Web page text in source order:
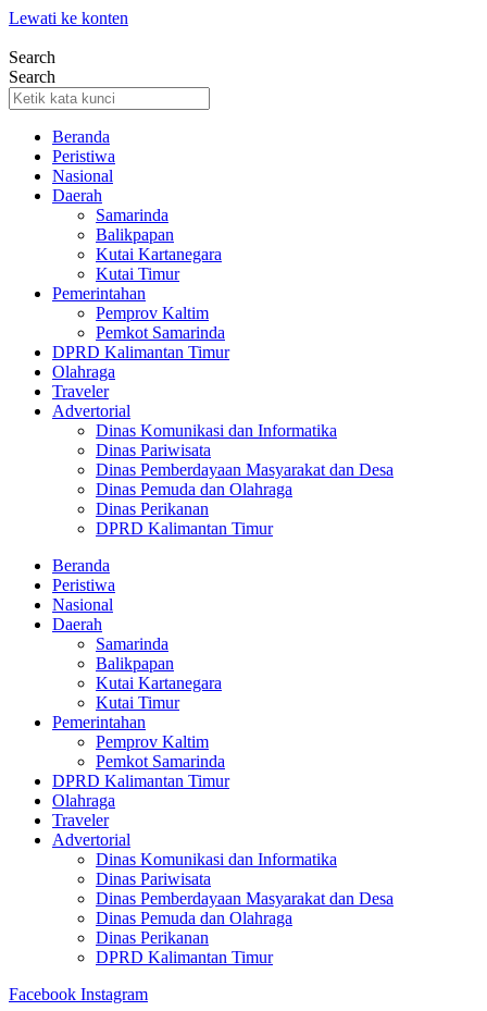
Lewati ke konten
Search
Search
Beranda
Peristiwa
Nasional
Daerah
Samarinda
Balikpapan
Kutai Kartanegara
Kutai Timur
Pemerintahan
Pemprov Kaltim
Pemkot Samarinda
DPRD Kalimantan Timur
Olahraga
Traveler
Advertorial
Dinas Komunikasi dan Informatika
Dinas Pariwisata
Dinas Pemberdayaan Masyarakat dan Desa
Dinas Pemuda dan Olahraga
Dinas Perikanan
DPRD Kalimantan Timur
Beranda
Peristiwa
Nasional
Daerah
Samarinda
Balikpapan
Kutai Kartanegara
Kutai Timur
Pemerintahan
Pemprov Kaltim
Pemkot Samarinda
DPRD Kalimantan Timur
Olahraga
Traveler
Advertorial
Dinas Komunikasi dan Informatika
Dinas Pariwisata
Dinas Pemberdayaan Masyarakat dan Desa
Dinas Pemuda dan Olahraga
Dinas Perikanan
DPRD Kalimantan Timur
Facebook Instagram